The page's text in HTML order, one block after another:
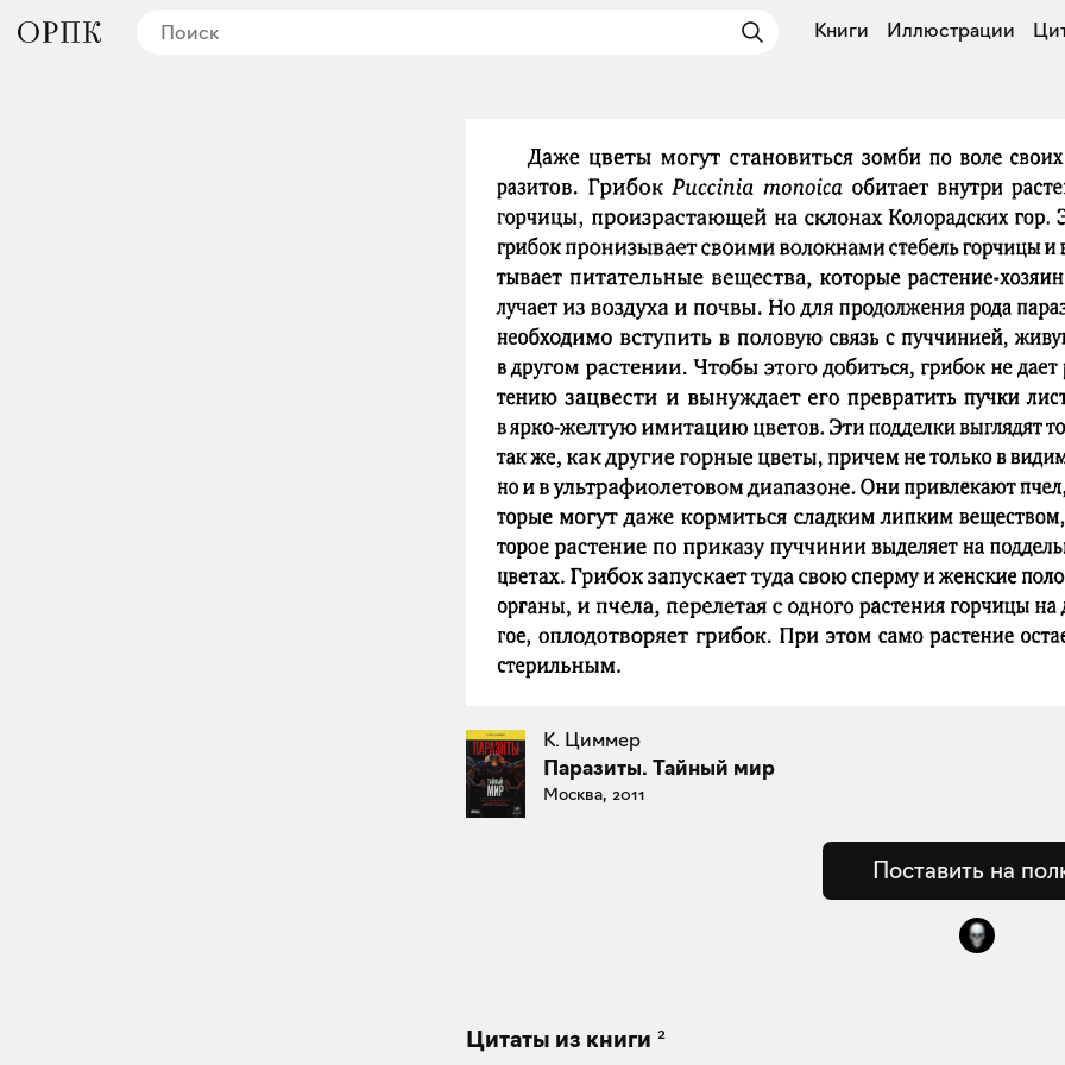
Книги Иллюстрации
К. Циммер
Паразиты. Тайный мир
Москва, 2011
Поставить на
Цитаты из книги 2